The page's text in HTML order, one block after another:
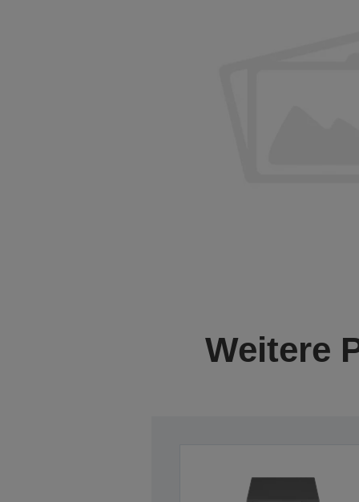
Weitere